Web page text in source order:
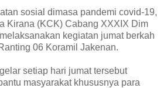
sosial dimasa pandemi covid-19,
Kirana (KCK) Cabang XXXIX Dim
kegiatan jumat berkah
06 Koramil Jakenan.
setiap hari jumat tersebut
masyarakat khususnya para